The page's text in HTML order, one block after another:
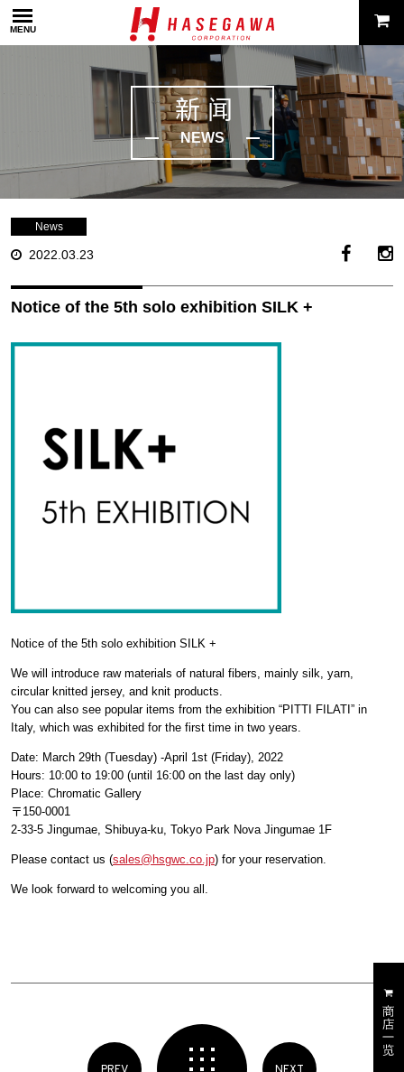
MENU
新闻
NEWS
News
2022.03.23
Notice of the 5th solo exhibition SILK +
Notice of the 5th solo exhibition SILK +
We will introduce raw materials of natural fibers, mainly silk, yarn,
circular knitted jersey, and knit products.
You can also see popular items from the exhibition “PITTI FILATI” in
Italy, which was exhibited for the first time in two years.
Date: March 29th (Tuesday) -April 1st (Friday), 2022
Hours: 10:00 to 19:00 (until 16:00 on the last day only)
Place: Chromatic Gallery
〒150-0001
2-33-5 Jingumae, Shibuya-ku, Tokyo Park Nova Jingumae 1F
Please contact us (sales@hsgwc.co.jp) for your reservation.
We look forward to welcoming you all.